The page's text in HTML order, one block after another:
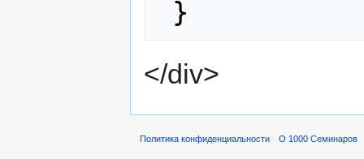
</div>
Политика конфиденциальности О 1000 Семинаров